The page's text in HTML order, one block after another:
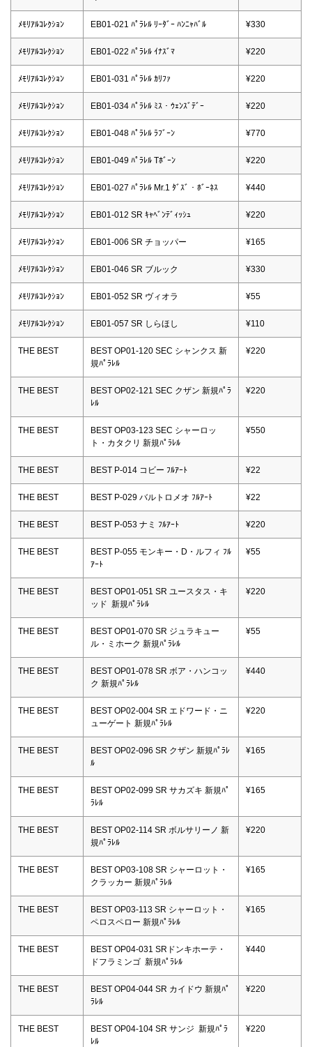
ﾒﾓﾘｱﾙｺﾚｸｼｮﾝ EB01-021 ﾊﾟﾗﾚﾙ ﾘｰﾀﾞｰ ﾊﾝﾆｬﾊﾞﾙ ¥330
ﾒﾓﾘｱﾙｺﾚｸｼｮﾝ EB01-022 ﾊﾟﾗﾚﾙ ｲﾅｽﾞﾏ ¥220
ﾒﾓﾘｱﾙｺﾚｸｼｮﾝ EB01-031 ﾊﾟﾗﾚﾙ ｶﾘﾌｧ ¥220
ﾒﾓﾘｱﾙｺﾚｸｼｮﾝ EB01-034 ﾊﾟﾗﾚﾙ ﾐｽ・ｳｪﾝｽﾞﾃﾞｰ ¥220
ﾒﾓﾘｱﾙｺﾚｸｼｮﾝ EB01-048 ﾊﾟﾗﾚﾙ ﾗﾌﾞｰﾝ ¥770
ﾒﾓﾘｱﾙｺﾚｸｼｮﾝ EB01-049 ﾊﾟﾗﾚﾙ Tﾎﾞｰﾝ ¥220
ﾒﾓﾘｱﾙｺﾚｸｼｮﾝ EB01-027 ﾊﾟﾗﾚﾙ Mr.1 ﾀﾞｽﾞ・ﾎﾞｰﾈｽ ¥440
ﾒﾓﾘｱﾙｺﾚｸｼｮﾝ EB01-012 SR ｷｬﾍﾞﾝﾃﾞｨｯｼｭ ¥220
ﾒﾓﾘｱﾙｺﾚｸｼｮﾝ EB01-006 SR チョッパー ¥165
ﾒﾓﾘｱﾙｺﾚｸｼｮﾝ EB01-046 SR ブルック ¥330
ﾒﾓﾘｱﾙｺﾚｸｼｮﾝ EB01-052 SR ヴィオラ ¥55
ﾒﾓﾘｱﾙｺﾚｸｼｮﾝ EB01-057 SR しらほし ¥110
THE BEST
BEST OP01-120 SEC シャンクス 新
規ﾊﾟﾗﾚﾙ
¥220
THE BEST
BEST OP02-121 SEC クザン 新規ﾊﾟﾗ
ﾚﾙ
¥220
THE BEST
BEST OP03-123 SEC シャーロッ
ト・カタクリ 新規ﾊﾟﾗﾚﾙ
¥550
THE BEST BEST P-014 コビー ﾌﾙｱｰﾄ ¥22
THE BEST BEST P-029 バルトロメオ ﾌﾙｱｰﾄ ¥22
THE BEST BEST P-053 ナミ ﾌﾙｱｰﾄ ¥220
THE BEST
BEST P-055 モンキー・D・ルフィ ﾌﾙ
ｱｰﾄ
¥55
THE BEST
BEST OP01-051 SR ユースタス・キ
ッド 新規ﾊﾟﾗﾚﾙ
¥220
THE BEST
BEST OP01-070 SR ジュラキュー
ル・ミホーク 新規ﾊﾟﾗﾚﾙ
¥55
THE BEST
BEST OP01-078 SR ボア・ハンコッ
ク 新規ﾊﾟﾗﾚﾙ
¥440
THE BEST
BEST OP02-004 SR エドワード・ニ
ューゲート 新規ﾊﾟﾗﾚﾙ
¥220
THE BEST
BEST OP02-096 SR クザン 新規ﾊﾟﾗﾚ
ﾙ
¥165
THE BEST
BEST OP02-099 SR サカズキ 新規ﾊﾟ
ﾗﾚﾙ
¥165
THE BEST
BEST OP02-114 SR ボルサリーノ 新
規ﾊﾟﾗﾚﾙ
¥220
THE BEST
BEST OP03-108 SR シャーロット・
クラッカー 新規ﾊﾟﾗﾚﾙ
¥165
THE BEST
BEST OP03-113 SR シャーロット・
ペロスペロー 新規ﾊﾟﾗﾚﾙ
¥165
THE BEST
BEST OP04-031 SRドンキホーテ・
ドフラミンゴ 新規ﾊﾟﾗﾚﾙ
¥440
THE BEST
BEST OP04-044 SR カイドウ 新規ﾊﾟ
ﾗﾚﾙ
¥220
THE BEST
BEST OP04-104 SR サンジ 新規ﾊﾟﾗ
ﾚﾙ
¥220